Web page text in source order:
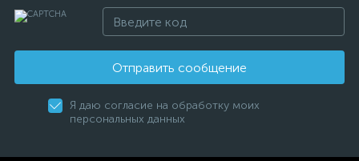
Отправить сообщение
Я даю согласие на обработку моих
персональных данных